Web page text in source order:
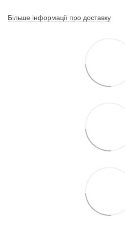
Більше інформації про доставку